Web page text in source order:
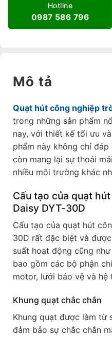
Hotline
0987 586 796
Mô tả
Quạt hút công nghiệp
trong những sản phẩm
nay, với thiết kế tối ưu
phẩm này không chỉ
còn mang lại sự thoải
nhiều môi trường khác
Cấu tạo của quạt
Daisy DYT-30D
Cấu tạo của quạt hút
30D rất đặc biệt và
suất hoạt động cũng
bao gồm các bộ phận
motor, lưới bảo vệ và hệ
Khung quạt chắc chắn
Khung quạt được làm từ
đảm bảo sự chắc chắn